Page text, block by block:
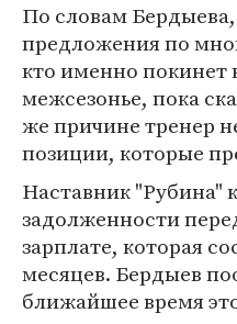
По словам
предложения по
кто именно покинет
межсезонье, пока
же причине тренер
позиции, которые
Наставник "Рубина"
задолженности
зарплате, которая
месяцев. Бердыев
ближайшее время